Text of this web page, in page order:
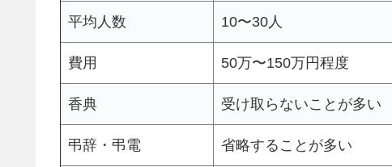
平均人数 10〜30人
費用 50万〜150万円程度
香典 受け取らないことが多い
弔辞・弔電 省略することが多い